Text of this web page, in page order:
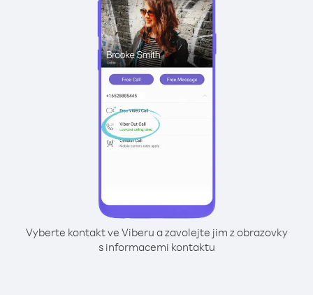
Vyberte kontakt ve Viberu a zavolejte jim z obrazovky
s informacemi kontaktu